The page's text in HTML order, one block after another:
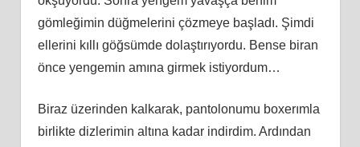
gömleğimin düğmelerini çözmeye başladı. Şimdi
ellerini kıllı göğsümde dolaştırıyordu. Bense biran
önce yengemin amına girmek istiyordum…
Biraz üzerinden kalkarak, pantolonumu boxerımla
birlikte dizlerimin altına kadar indirdim. Ardından